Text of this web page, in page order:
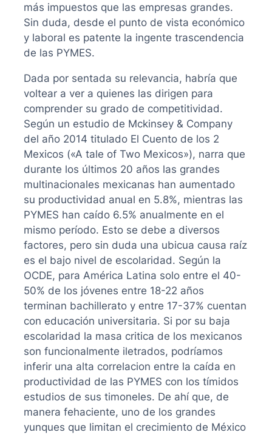
más impuestos que las empresas grandes.
Sin duda, desde el punto de vista económico
y laboral es patente la ingente trascendencia
de las PYMES.
Dada por sentada su relevancia, habría que
voltear a ver a quienes las dirigen para
comprender su grado de competitividad.
Según un estudio de Mckinsey & Company
del año 2014 titulado El Cuento de los 2
Mexicos («A tale of Two Mexicos»), narra que
durante los últimos 20 años las grandes
multinacionales mexicanas han aumentado
su productividad anual en 5.8%, mientras las
PYMES han caído 6.5% anualmente en el
mismo período. Esto se debe a diversos
factores, pero sin duda una ubicua causa raíz
es el bajo nivel de escolaridad. Según la
OCDE, para América Latina solo entre el 40-
50% de los jóvenes entre 18-22 años
terminan bachillerato y entre 17-37% cuentan
con educación universitaria. Si por su baja
escolaridad la masa critica de los mexicanos
son funcionalmente iletrados, podríamos
inferir una alta correlacion entre la caída en
productividad de las PYMES con los tímidos
estudios de sus timoneles. De ahí que, de
manera fehaciente, uno de los grandes
yunques que limitan el crecimiento de México